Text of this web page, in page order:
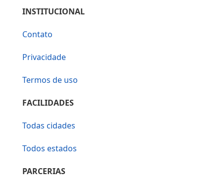
INSTITUCIONAL
Contato
Privacidade
Termos de uso
FACILIDADES
Todas cidades
Todos estados
PARCERIAS